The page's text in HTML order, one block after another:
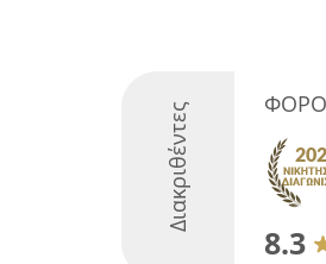
Διακριθέντες
8.3